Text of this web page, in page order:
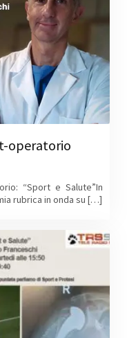
operatorio
“Sport e Salute”In
rubrica in onda su […]